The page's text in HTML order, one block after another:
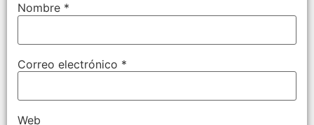
Nombre *
Correo electrónico *
Web